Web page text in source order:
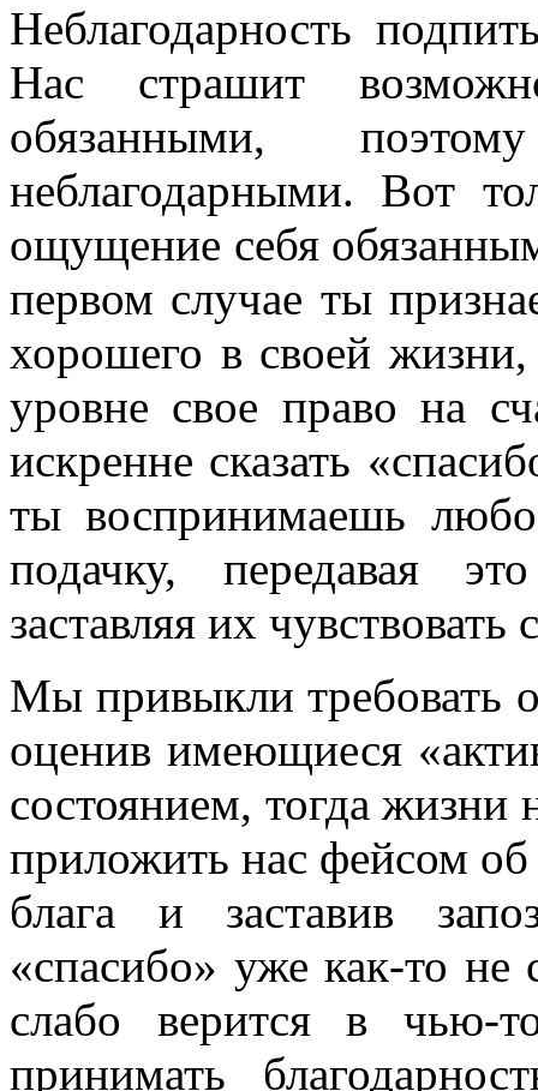
Неблагодарность
Нас страшит
обязанными,
неблагодарными. Вот
ощущение себя
первом случае ты
хорошего в своей жизни,
уровне свое право на
искренне сказать
ты воспринимаешь
подачку, передавая
заставляя их
Мы привыкли требовать
оценив имеющиеся
состоянием, тогда жизни
приложить нас фейсом
блага и заставив
«спасибо» уже как-то не
слабо верится в
принимать